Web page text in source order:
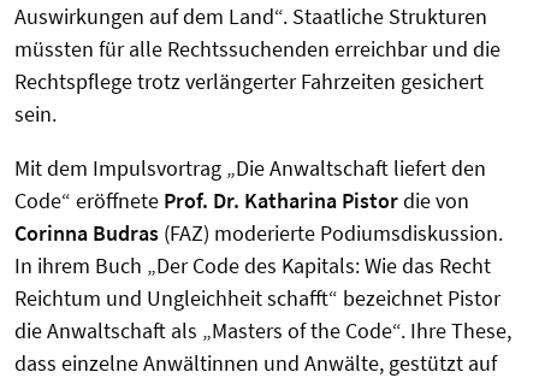
Auswirkungen auf dem Land“. Staatliche Strukturen
müssten für alle Rechtssuchenden erreichbar und die
Rechtspflege trotz verlängerter Fahrzeiten gesichert
sein.
Mit dem Impulsvortrag „Die Anwaltschaft liefert den
Code“ eröffnete Prof. Dr. Katharina Pistordie von
Corinna Budras (FAZ) moderierte Podiumsdiskussion.
In ihrem Buch „Der Code des Kapitals: Wie das Recht
Reichtum und Ungleichheit schafft“ bezeichnet Pistor
die Anwaltschaft als „Masters of the Code“. Ihre These,
dass einzelne Anwältinnen und Anwälte, gestützt auf